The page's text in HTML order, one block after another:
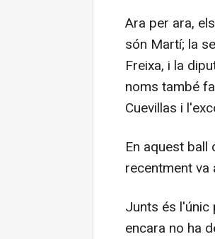
Ara per ara,
són Martí; la
Freixa, i la
noms també
Cuevillas i
En aquest
recentment
Junts és l'únic
encara no ha